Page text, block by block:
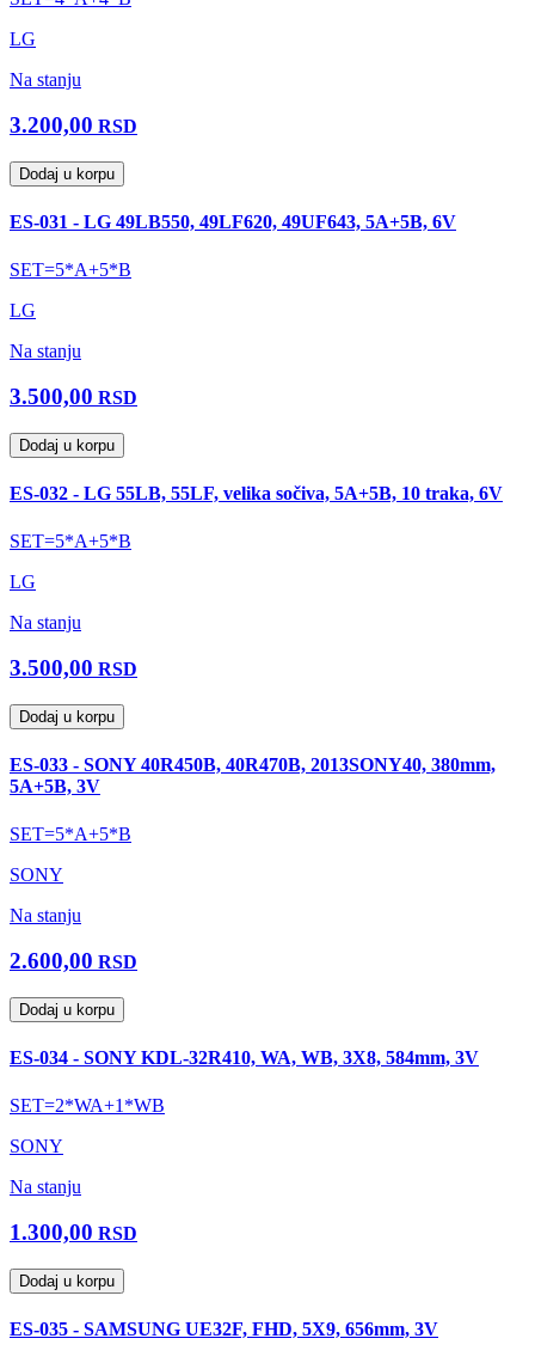
LG
Na stanju
3.200,00 RSD
Dodaj u korpu
ES-031 - LG 49LB550, 49LF620, 49UF643, 5A+5B, 6V
SET=5*A+5*B
LG
Na stanju
3.500,00 RSD
Dodaj u korpu
ES-032 - LG 55LB, 55LF, velika sočiva, 5A+5B, 10 traka, 6V
SET=5*A+5*B
LG
Na stanju
3.500,00 RSD
Dodaj u korpu
ES-033 - SONY 40R450B, 40R470B, 2013SONY40, 380mm,
5A+5B, 3V
SET=5*A+5*B
SONY
Na stanju
2.600,00 RSD
Dodaj u korpu
ES-034 - SONY KDL-32R410, WA, WB, 3X8, 584mm, 3V
SET=2*WA+1*WB
SONY
Na stanju
1.300,00 RSD
Dodaj u korpu
ES-035 - SAMSUNG UE32F, FHD, 5X9, 656mm, 3V